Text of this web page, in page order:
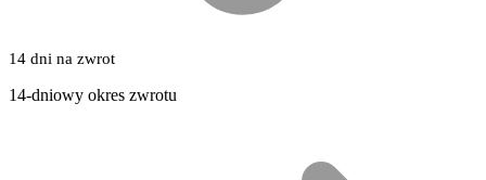
14 dni na zwrot
14-dniowy okres zwrotu